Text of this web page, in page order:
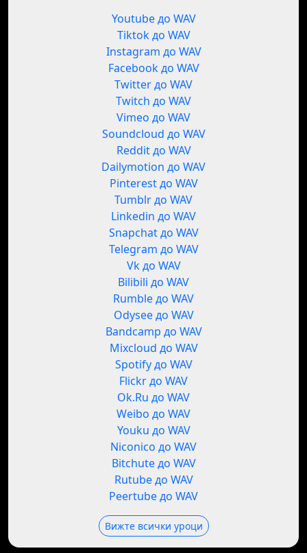
Youtube до WAV
Tiktok до WAV
Instagram до WAV
Facebook до WAV
Twitter до WAV
Twitch до WAV
Vimeo до WAV
Soundcloud до WAV
Reddit до WAV
Dailymotion до WAV
Pinterest до WAV
Tumblr до WAV
Linkedin до WAV
Snapchat до WAV
Telegram до WAV
Vk до WAV
Bilibili до WAV
Rumble до WAV
Odysee до WAV
Bandcamp до WAV
Mixcloud до WAV
Spotify до WAV
Flickr до WAV
Ok.Ru до WAV
Weibo до WAV
Youku до WAV
Niconico до WAV
Bitchute до WAV
Rutube до WAV
Peertube до WAV
Вижте всички уроци